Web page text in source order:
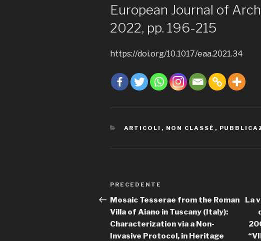
European Journal of
2022, pp. 196-215
https://doi.org/10.1017/eaa.2021.34
CATEGORIE
ARTICOLI , NON CLASSÉ ,
Navigazione
articoli
Articolo
precedente:
PRECEDENTE
Mosaic Tesserae from the Roman
Villa of Aiano in Tuscany (Italy):
Characterization via a Non-
Invasive Protocol, in Heritage
La